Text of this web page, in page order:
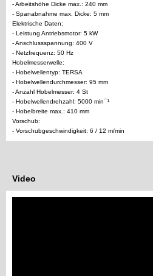
- Arbeitshöhe Dicke max.: 240 mm
- Spanabnahme max. Dicke: 5 mm
Elektrische Daten:
- Leistung Antriebsmotor: 5 kW
- Anschlussspannung: 400 V
- Netzfrequenz: 50 Hz
Hobelmesserwelle:
- Hobelwellentyp: TERSA
- Hobelwellendurchmesser: 95 mm
- Anzahl Hobelmesser: 4 St
- Hobelwellendrehzahl: 5000 min¯¹
- Hobelbreite max.: 410 mm
Vorschub:
- Vorschubgeschwindigkeit: 6 / 12 m/min
Video